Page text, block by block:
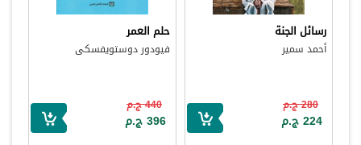
رسائل الجنة
أحمد سمير
280 ج.م
224 ج.م
حلم العمر
فيودور دوستويفسكى
440 ج.م
396 ج.م